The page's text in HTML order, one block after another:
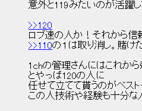
意外と119みたいのが活躍
>>120
ロブ速の人か！それから信
>>110の１は取り消し。賭け
1chの管理さんにはこれから
とやっぱ120の人に
任せて立てて貰うのがベスト
この人技術や経験も十分な